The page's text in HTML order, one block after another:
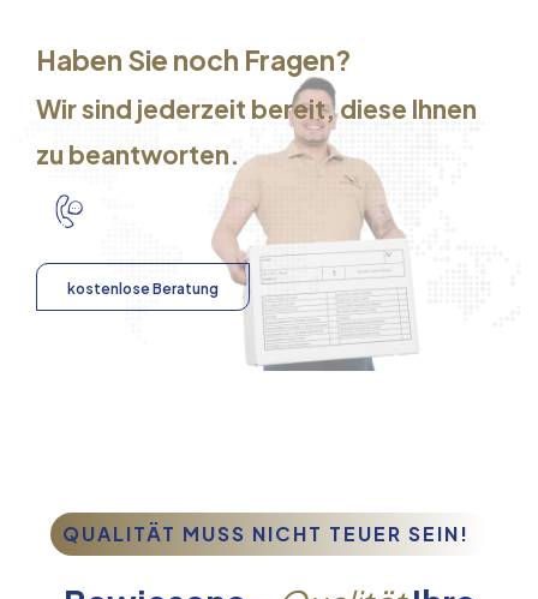
Haben Sie noch Fragen?
Wir sind jederzeit bereit, diese Ihnen
zu beantworten.
kostenlose Beratung
QUALITÄT MUSS NICHT TEUER SEIN!